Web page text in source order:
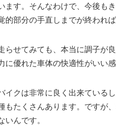
ます。そんなわけで、今後も
的部分の手直しまでが終われ
らせてみても、本当に調子が
に優れた車体の快適性がいい
イクは非常に良く出来ている
もたくさんあります。ですが
いんです。